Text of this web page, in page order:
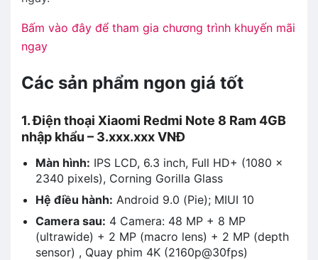
Bấm vào đây để tham gia chương trình khuyến mãi
ngay
Các sản phẩm ngon giá tốt
1. Điện thoại Xiaomi Redmi Note 8 Ram 4GB
nhập khẩu – 3.xxx.xxx VNĐ
Màn hình: IPS LCD, 6.3 inch, Full HD+ (1080 x
2340 pixels), Corning Gorilla Glass
Hệ điều hành: Android 9.0 (Pie); MIUI 10
Camera sau: 4 Camera: 48 MP + 8 MP
(ultrawide) + 2 MP (macro lens) + 2 MP (depth
sensor) , Quay phim 4K (2160p@30fps)